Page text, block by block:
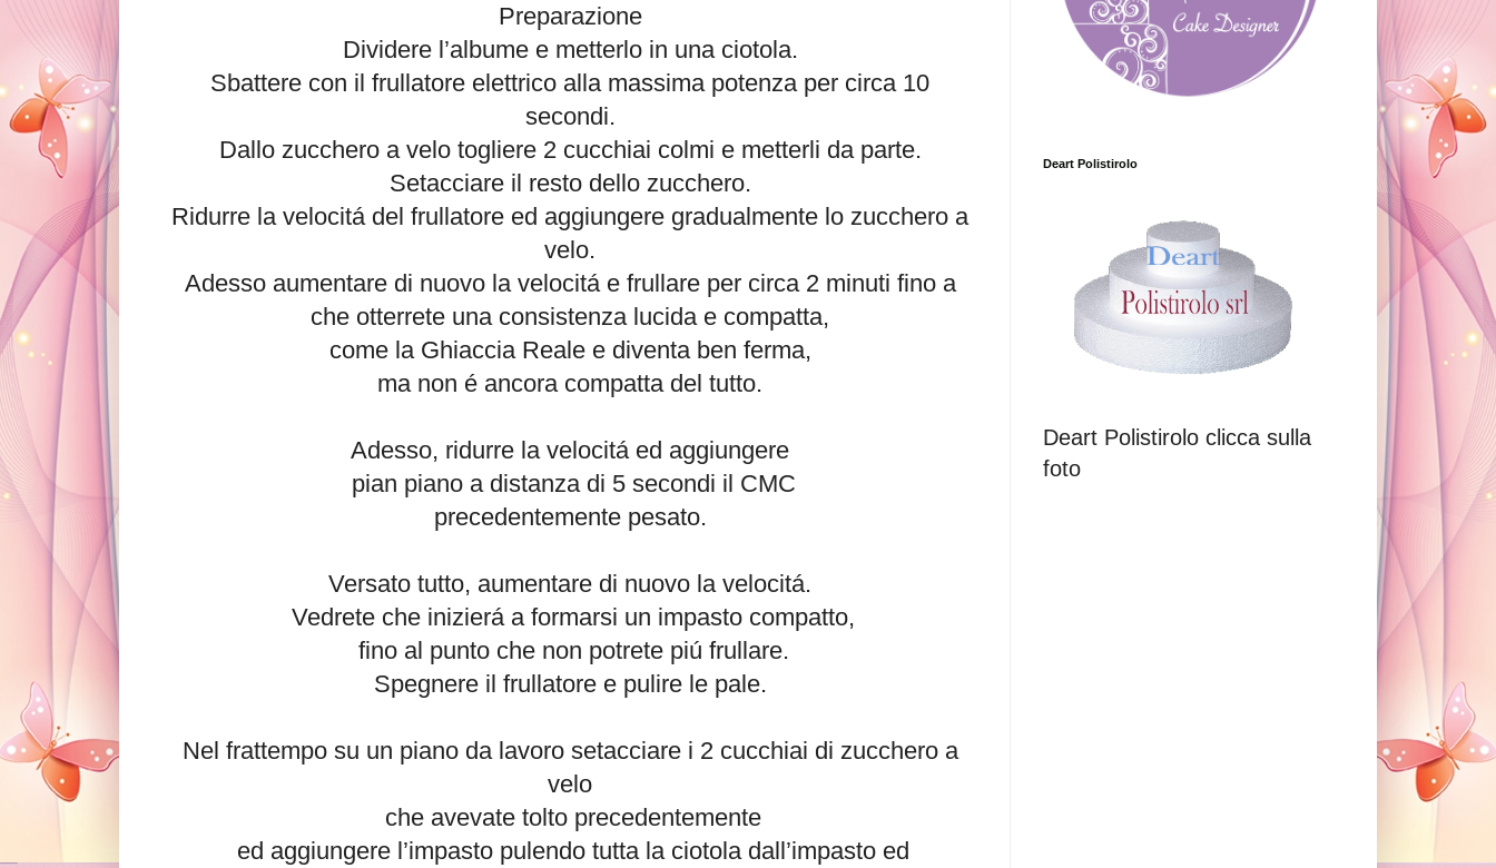
Preparazione
Dividere l’albume e metterlo in una ciotola.
Sbattere con il frullatore elettrico alla massima potenza per circa 10
secondi.
Dallo zucchero a velo togliere 2 cucchiai colmi e metterli da parte.
Setacciare il resto dello zucchero.
Ridurre la velocitá del frullatore ed aggiungere gradualmente lo zucchero a
velo.
Adesso aumentare di nuovo la velocitá e frullare per circa 2 minuti fino a
che otterrete una consistenza lucida e compatta,
come la Ghiaccia Reale e diventa ben ferma,
ma non é ancora compatta del tutto.
Adesso, ridurre la velocitá ed aggiungere
pian piano a distanza di 5 secondi il CMC
precedentemente pesato.
Versato tutto, aumentare di nuovo la velocitá.
Vedrete che inizierá a formarsi un impasto compatto,
fino al punto che non potrete piú frullare.
Spegnere il frullatore e pulire le pale.
Nel frattempo su un piano da lavoro setacciare i 2 cucchiai di zucchero a
velo
che avevate tolto precedentemente
ed aggiungere l’impasto pulendo tutta la ciotola dall’impasto ed
Deart Polistirolo
Deart Polistirolo clicca sulla
foto